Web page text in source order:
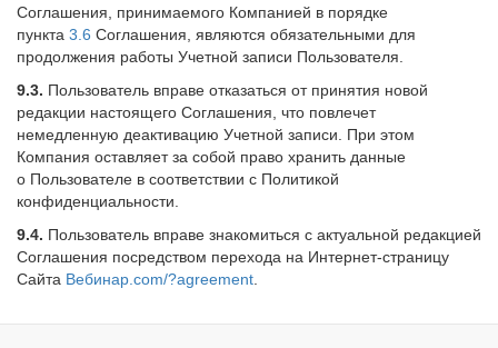
Соглашения, принимаемого Компанией в порядке
пункта 3.6 Соглашения, являются обязательными для
продолжения работы Учетной записи Пользователя.
9.3. Пользователь вправе отказаться от принятия новой
редакции настоящего Соглашения, что повлечет
немедленную деактивацию Учетной записи. При этом
Компания оставляет за собой право хранить данные
о Пользователе в соответствии с Политикой
конфиденциальности.
9.4. Пользователь вправе знакомиться с актуальной редакцией
Соглашения посредством перехода на Интернет-страницу
Сайта Вебинар.com/?agreement